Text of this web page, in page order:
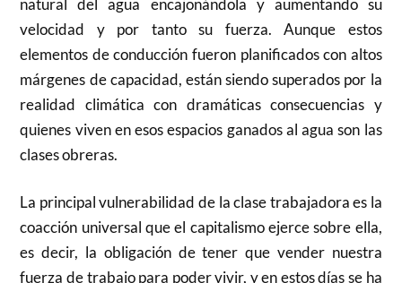
velocidad y por tanto su fuerza. Aunque estos
elementos de conducción fueron planificados con altos
márgenes de capacidad, están siendo superados por la
realidad climática con dramáticas consecuencias y
quienes viven en esos espacios ganados al agua son las
clases obreras.
La principal vulnerabilidad de la clase trabajadora es la
coacción universal que el capitalismo ejerce sobre ella,
es decir, la obligación de tener que vender nuestra
fuerza de trabajo para poder vivir, y en estos días se ha